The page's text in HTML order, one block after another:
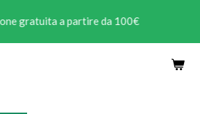
gratuita a partire da 100€